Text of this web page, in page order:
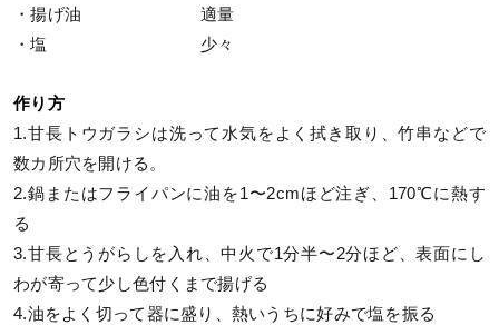
・揚げ油 適量
・塩 少々
作り方
1.甘長トウガラシは洗って水気をよく拭き取り、竹串などで
数カ所穴を開ける。
2.鍋またはフライパンに油を1〜2cmほど注ぎ、170℃に熱す
る
3.甘長とうがらしを入れ、中火で1分半〜2分ほど、表面にし
わが寄って少し色付くまで揚げる
4.油をよく切って器に盛り、熱いうちに好みで塩を振る